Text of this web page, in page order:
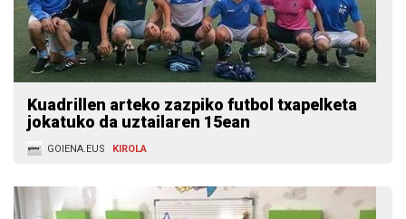
Kuadrillen arteko zazpiko futbol txapelketa
jokatuko da uztailaren 15ean
GOIENA.EUS KIROLA